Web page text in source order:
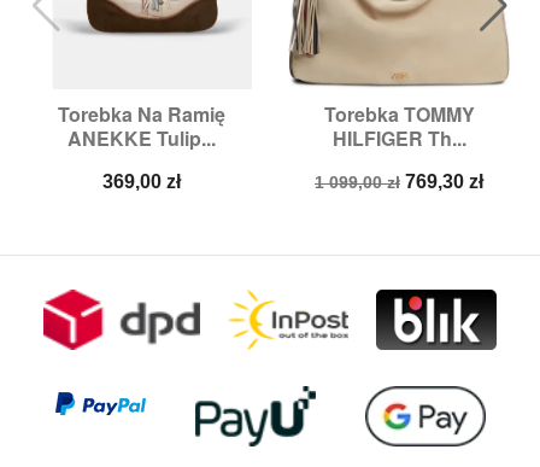
Torebka Na Ramię
ANEKKE Tulip...
Cena
369,00 zł
Torebka TOMMY
HILFIGER Th...
Cena
1 099,00 zł Cena
769,30 zł